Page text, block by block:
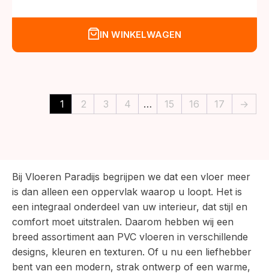
IN WINKELWAGEN
1 2 3 4 … 15 16 17 →
Bij Vloeren Paradijs begrijpen we dat een vloer meer
is dan alleen een oppervlak waarop u loopt. Het is
een integraal onderdeel van uw interieur, dat stijl en
comfort moet uitstralen. Daarom hebben wij een
breed assortiment aan PVC vloeren in verschillende
designs, kleuren en texturen. Of u nu een liefhebber
bent van een modern, strak ontwerp of een warme,